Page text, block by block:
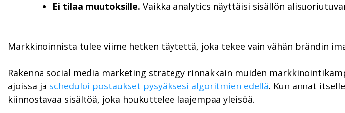
Ei tilaa muutoksille. Vaikka analytics näyttäisi sisällön
Markkinoinnista tulee viime hetken täytettä, joka tekee vain vähän brändin
Rakenna social media marketing strategy rinnakkain muiden
ajoissa ja scheduloi postaukset pysyäksesi algoritmien edellä. Kun annat
kiinnostavaa sisältöä, joka houkuttelee laajempaa yleisöä.